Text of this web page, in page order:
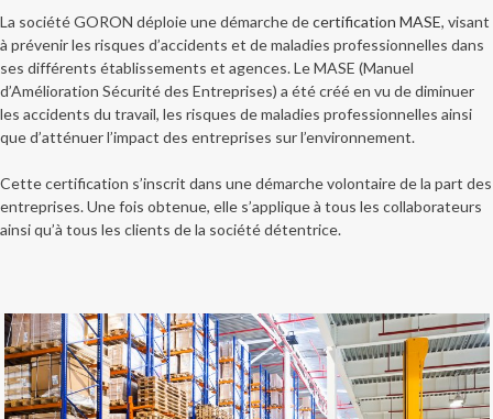
La société GORON déploie une démarche decertification MASE, visant
à prévenir les risques d’accidents et de maladies professionnelles dans
ses différents établissements et agences. Le MASE (Manuel
d’Amélioration Sécurité des Entreprises) a été créé en vu de diminuer
les accidents du travail, les risques de maladies professionnelles ainsi
que d’atténuer l’impact des entreprises sur l’environnement.
Cette certification s’inscrit dans une démarche volontaire de la part des
entreprises. Une fois obtenue, elle s’applique à tous les collaborateurs
ainsi qu’à tous les clients de la société détentrice.